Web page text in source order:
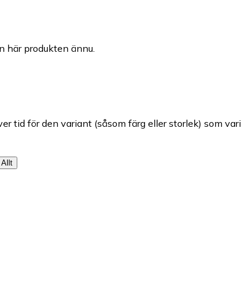
här produkten ännu.
tid för den variant (såsom färg eller storlek) som
Allt